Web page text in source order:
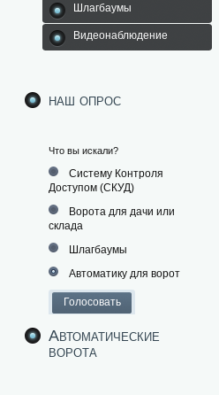
Шлагбаумы
Видеонаблюдение
наш опрос
Что вы искали?
Систему Контроля
Доступом (СКУД)
Ворота для дачи или
склада
Шлагбаумы
Автоматику для ворот
Автоматические
ворота